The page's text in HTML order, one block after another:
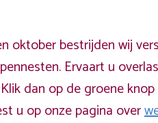
oktober bestrijden wij
Ervaart u
dan op de groene
u op onze pagina over